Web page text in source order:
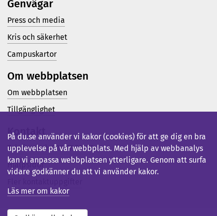
Genvägar
Press och media
Kris och säkerhet
Campuskartor
Om webbplatsen
Om webbplatsen
Tillgänglighet
Kontakt
Telefon (vx): 023-77 80 00
Hjälpsidor
På du.se använder vi kakor (cookies) för att ge dig en bra
upplevelse på vår webbplats. Med hjälp av webbanalys
kan vi anpassa webbplatsen ytterligare. Genom att surfa
vidare godkänner du att vi använder kakor.
Läs mer om kakor